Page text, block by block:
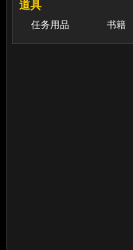
道具
任务用品 书籍